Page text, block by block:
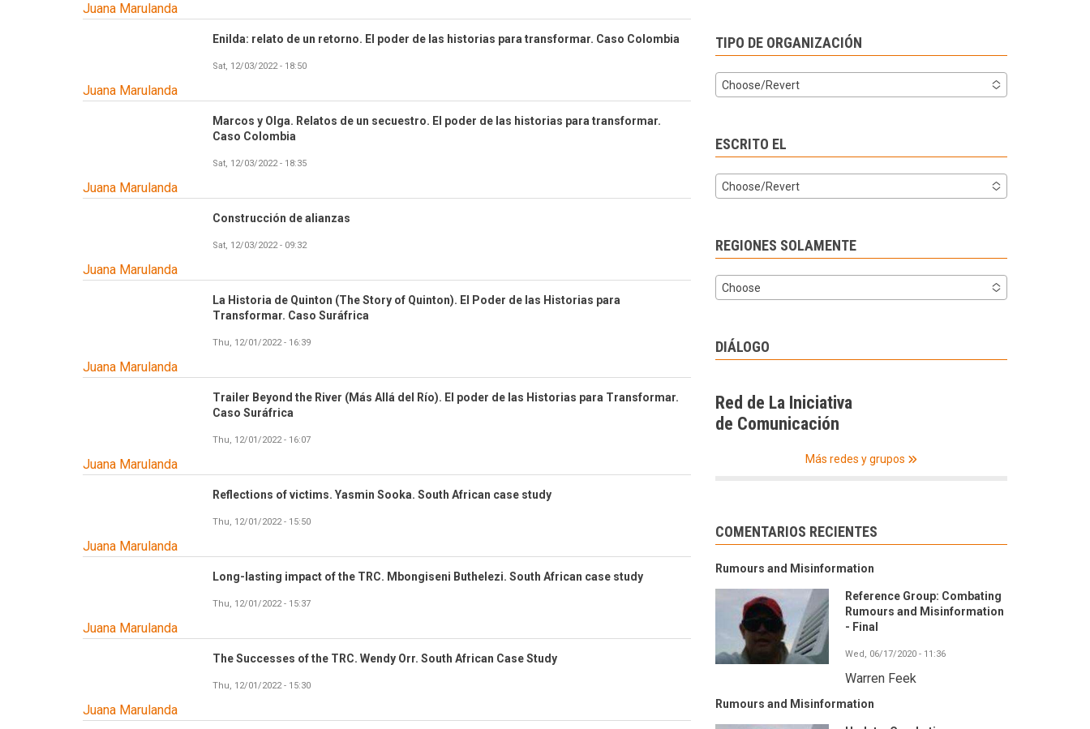
Juana Marulanda
Enilda: relato de un retorno. El poder de las historias para transformar. Caso Colombia
Sat, 12/03/2022 - 18:50
Juana Marulanda
Marcos y Olga. Relatos de un secuestro. El poder de las historias para transformar.
Caso Colombia
Sat, 12/03/2022 - 18:35
Juana Marulanda
Construcción de alianzas
Sat, 12/03/2022 - 09:32
Juana Marulanda
La Historia de Quinton (The Story of Quinton). El Poder de las Historias para
Transformar. Caso Suráfrica
Thu, 12/01/2022 - 16:39
Juana Marulanda
Trailer Beyond the River (Más Allá del Río). El poder de las Historias para Transformar.
Caso Suráfrica
Thu, 12/01/2022 - 16:07
Juana Marulanda
Reflections of victims. Yasmin Sooka. South African case study
Thu, 12/01/2022 - 15:50
Juana Marulanda
Long-lasting impact of the TRC. Mbongiseni Buthelezi. South African case study
Thu, 12/01/2022 - 15:37
Juana Marulanda
The Successes of the TRC. Wendy Orr. South African Case Study
Thu, 12/01/2022 - 15:30
Juana Marulanda
TIPO DE ORGANIZACIÓN
Choose/Revert
ESCRITO EL
Choose/Revert
REGIONES SOLAMENTE
Choose
DIÁLOGO
Red de La Iniciativa
de Comunicación
Más redes y grupos
COMENTARIOS RECIENTES
Rumours and Misinformation
Reference Group: Combating
Rumours and Misinformation
- Final
Wed, 06/17/2020 - 11:36
Warren Feek
Rumours and Misinformation